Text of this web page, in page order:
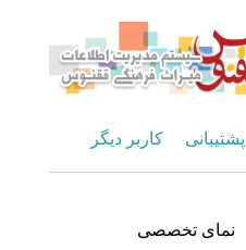
کاربر دیگر
نمای تخصصی